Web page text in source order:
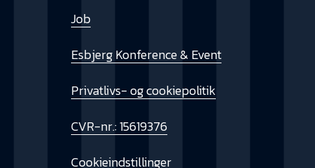
Job
Esbjerg Konference & Event
Privatlivs- og cookiepolitik
CVR-nr.: 15619376
Cookieindstillinger